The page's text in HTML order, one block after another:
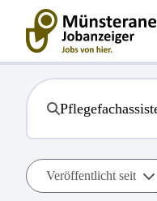
Veröffentlicht seit